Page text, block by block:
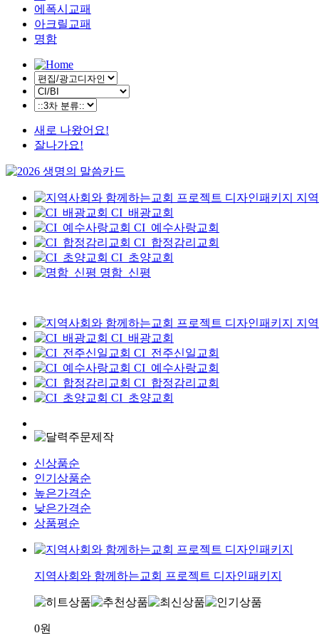
에폭시교패
아크릴교패
명함
새로 나왔어요!
잘나가요!
지
CI_배광교회
CI_예수사랑교회
CI_합정감리교회
CI_초양교회
명함_신평
지
CI_배광교회
CI_전주신일교회
CI_예수사랑교회
CI_합정감리교회
CI_초양교회
신상품순
인기상품순
높은가격순
낮은가격순
상품평순
지역사회와 함께하는교회 프로젝트 디자인패키지
0원